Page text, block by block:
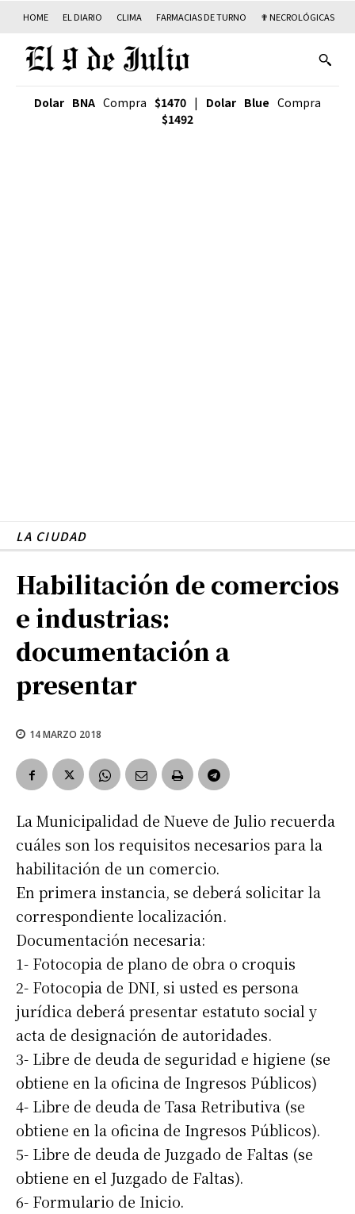
HOME EL DIARIO CLIMA FARMACIAS DE TURNO ✟ NECROLÓGICAS
Dolar BNA Compra $1470 | Dolar Blue Compra
$1492
LA CIUDAD
Habilitación de comercios
e industrias:
documentación a
presentar
14 MARZO 2018
La Municipalidad de Nueve de Julio recuerda
cuáles son los requisitos necesarios para la
habilitación de un comercio.
En primera instancia, se deberá solicitar la
correspondiente localización.
Documentación necesaria:
1- Fotocopia de plano de obra o croquis
2- Fotocopia de DNI, si usted es persona
jurídica deberá presentar estatuto social y
acta de designación de autoridades.
3- Libre de deuda de seguridad e higiene (se
obtiene en la oficina de Ingresos Públicos)
4- Libre de deuda de Tasa Retributiva (se
obtiene en la oficina de Ingresos Públicos).
5- Libre de deuda de Juzgado de Faltas (se
obtiene en el Juzgado de Faltas).
6- Formulario de Inicio.